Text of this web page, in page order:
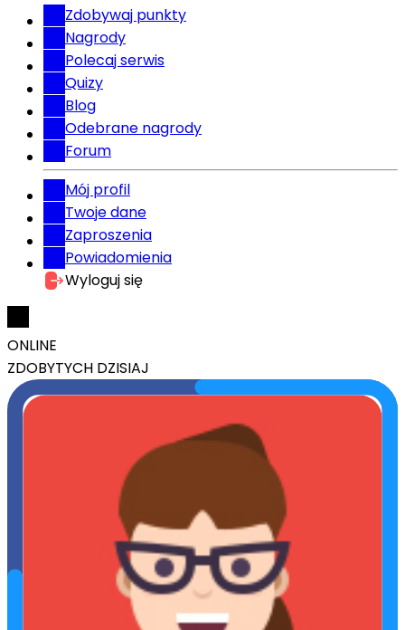
Zdobywaj punkty
Nagrody
Polecaj serwis
Quizy
Blog
Odebrane nagrody
Forum
Mój profil
Twoje dane
Zaproszenia
Powiadomienia
Wyloguj się
ONLINE
ZDOBYTYCH DZISIAJ